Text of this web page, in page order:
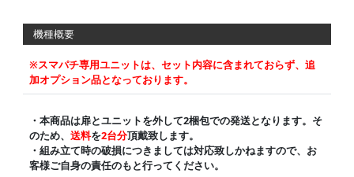
機種概要
※スマパチ専用ユニットは、セット内容に含まれておらず、追
加オプション品となっております。
・本商品は扉とユニットを外して2梱包での発送となります。そ
のため、 送料を2台分頂戴致します。
・組み立て時の破損につきましては対応致しかねますので、お
客様ご自身の責任のもと行ってください。